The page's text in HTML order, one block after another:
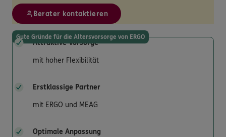
Berater kontaktieren
Gute Gründe für die Altersvorsorge von ERGO
Attraktive Vorsorge
mit hoher Flexibilität
Erstklassige Partner
mit ERGO und MEAG
Optimale Anpassung